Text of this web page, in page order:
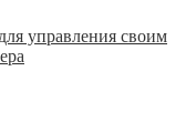
управления своим